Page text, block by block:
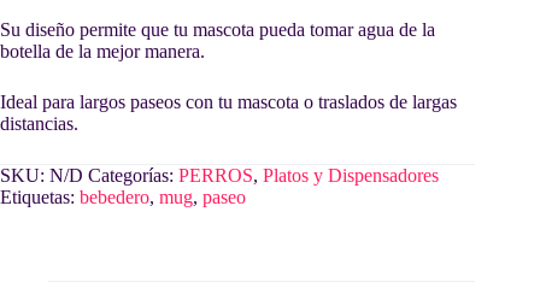
cantidad
Su diseño permite que tu mascota pueda tomar agua de la
botella de la mejor manera.
Ideal para largos paseos con tu mascota o traslados de largas
distancias.
SKU: N/D Categorías: PERROS, Platos y Dispensadores
Etiquetas: bebedero, mug, paseo